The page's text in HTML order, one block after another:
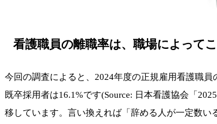
看護職員の離職率は、職場によって
今回の調査によると、2024年度の正規雇用看護職
既卒採用者は16.1%です(Source: 日本看護協会「
移しています。言い換えれば「辞める人が一定数い